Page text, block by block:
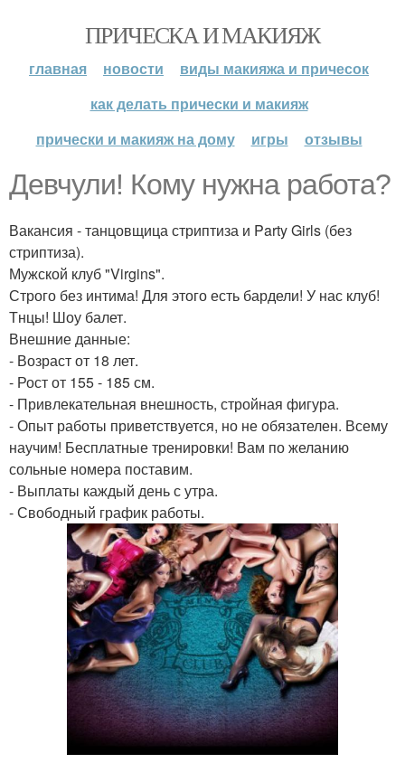
ПРИЧЕСКА И МАКИЯЖ
главная новости
виды макияжа и причесок
как делать прически и макияж
прически и макияж на дому
игры отзывы
Девчули! Кому нужна работа?
Вакансия - танцовщица стриптиза и Party Girls (без
стриптиза).
Мужской клуб "Virgins".
Строго без интима! Для этого есть бардели! У нас клуб!
Тнцы! Шоу балет.
Внешние данные:
- Возраст от 18 лет.
- Рост от 155 - 185 см.
- Привлекательная внешность, стройная фигура.
- Опыт работы приветствуется, но не обязателен. Всему
научим! Бесплатные тренировки! Вам по желанию
сольные номера поставим.
- Выплаты каждый день с утра.
- Свободный график работы.